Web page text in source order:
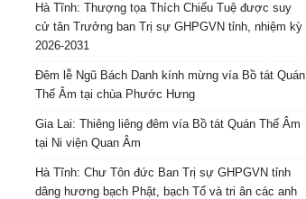
Hà Tĩnh: Thượng tọa Thích Chiếu Tuệ được suy
cử tân Trưởng ban Trị sự GHPGVN tỉnh, nhiệm kỳ
2026-2031
Đêm lễ Ngũ Bách Danh kính mừng vía Bồ tát Quán
Thế Âm tại chùa Phước Hưng
Gia Lai: Thiêng liêng đêm vía Bồ tát Quán Thế Âm
tại Ni viện Quan Âm
Hà Tĩnh: Chư Tôn đức Ban Trị sự GHPGVN tỉnh
dâng hương bạch Phật, bạch Tổ và tri ân các anh